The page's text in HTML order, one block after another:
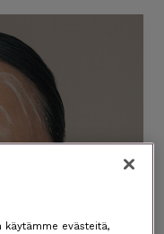
evästeitä,